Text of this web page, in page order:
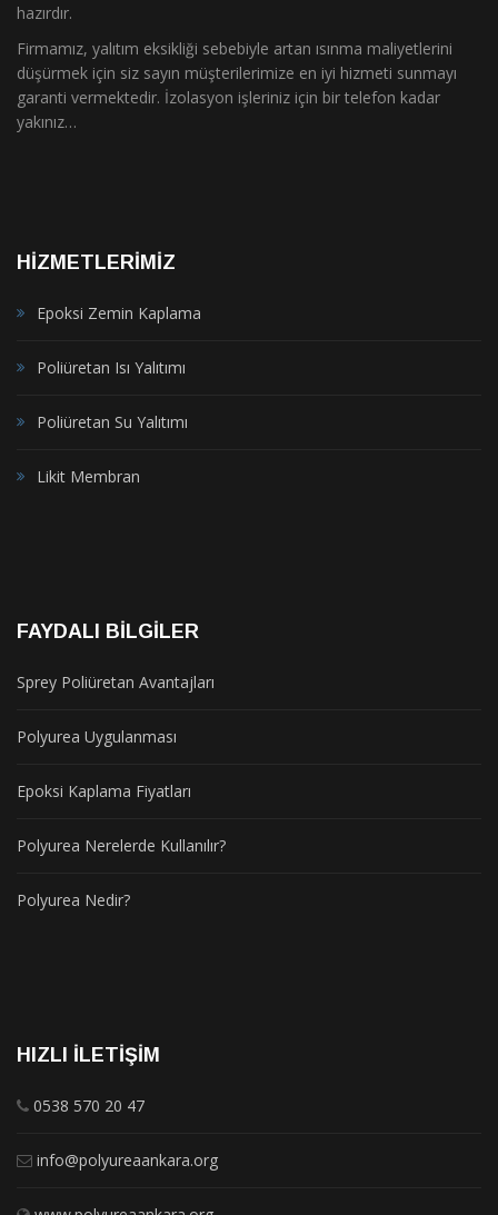
hazırdır.
Firmamız, yalıtım eksikliği sebebiyle artan ısınma maliyetlerini
düşürmek için siz sayın müşterilerimize en iyi hizmeti sunmayı
garanti vermektedir. İzolasyon işleriniz için bir telefon kadar
yakınız…
HIZMETLERIMIZ
Epoksi Zemin Kaplama
Poliüretan Isı Yalıtımı
Poliüretan Su Yalıtımı
Likit Membran
FAYDALI BILGILER
Sprey Poliüretan Avantajları
Polyurea Uygulanması
Epoksi Kaplama Fiyatları
Polyurea Nerelerde Kullanılır?
Polyurea Nedir?
HIZLI İLETIŞIM
0538 570 20 47
info@polyureaankara.org